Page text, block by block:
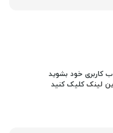
کاربری خود بشوید
لینک کلیک کنید